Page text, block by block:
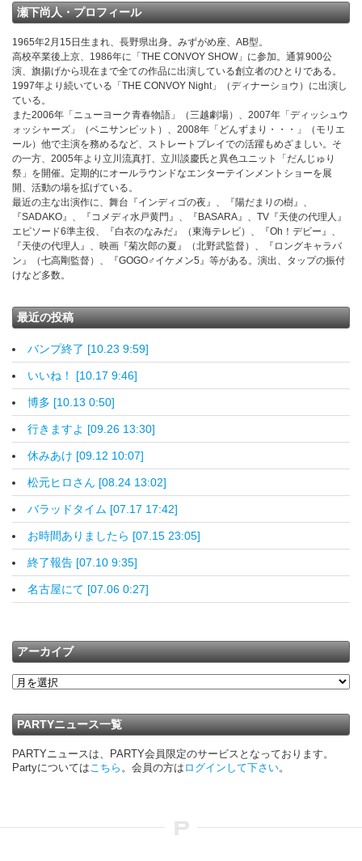
瀬下尚人・プロフィール
1965年2月15日生まれ、長野県出身。みずがめ座、AB型。
高校卒業後上京、1986年に「THE CONVOY SHOW」に参加。通算900公
演、旗揚げから現在まで全ての作品に出演している創立者のひとりである。
1997年より続いている「THE CONVOY Night」（ディナーショウ）に出演し
ている。
また2006年「ニューヨーク青春物語」（三越劇場）、2007年「ディッシュウ
ォッシャーズ」（ベニサンピット）、2008年「どんずまり・・・」（モリエ
ール）他で主演を務めるなど、ストレートプレイでの活躍もめざましい。そ
の一方、2005年より立川流真打、立川談慶氏と異色ユニット「だんじゅり
祭」を開催。定期的にオールラウンドなエンターテインメントショーを展
開、活動の場を拡げている。
最近の主な出演作に、舞台『インディゴの夜』、『陽だまりの樹』、
『SADAKO』、『コメディ水戸黄門』、『BASARA』、TV『天使の代理人』
エピソード6準主役、『白衣のなみだ』（東海テレビ）、『Oh！デビー』、
『天使の代理人』、映画『菊次郎の夏』（北野武監督）、『ロングキャラバ
ン』（七高剛監督）、『GOGO♂イケメン5』等がある。演出、タップの振付
けなど多数。
最近の投稿
バンプ終了 [10.23 9:59]
いいね！ [10.17 9:46]
博多 [10.13 0:50]
行きますよ [09.26 13:30]
休みあけ [09.12 10:07]
松元ヒロさん [08.24 13:02]
バラッドタイム [07.17 17:42]
お時間ありましたら [07.15 23:05]
終了報告 [07.10 9:35]
名古屋にて [07.06 0:27]
アーカイブ
PARTYニュース一覧
PARTYニュースは、PARTY会員限定のサービスとなっております。
Partyについてはこちら 。会員の方は ログインして下さい。